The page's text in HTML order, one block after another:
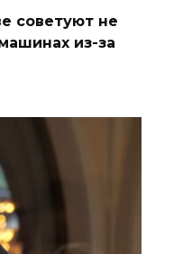
советуют не
из-за